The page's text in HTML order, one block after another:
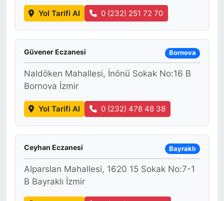
Yol Tarifi Al 0 (232) 251 72 70
Güvener Eczanesi Bornova
Naldöken Mahallesi, İnönü Sokak No:16 B
Bornova İzmir
Yol Tarifi Al 0 (232) 478 48 38
Ceyhan Eczanesi Bayraklı
Alparslan Mahallesi, 1620 15 Sokak No:7-1
B Bayraklı İzmir